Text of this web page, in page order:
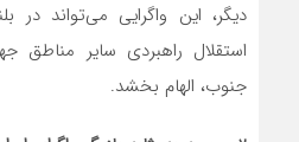
دیگر، این واگرایی می‌تواند در
استقلال راهبردی سایر مناطق
جنوب، الهام بخشد.